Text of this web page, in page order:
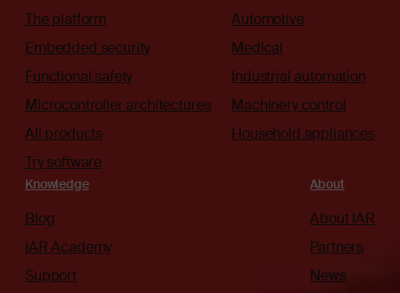
The platform
Embedded security
Functional safety
Microcontroller architectures
All products
Try software
Automotive
Medical
Industrial automation
Machinery control
Household appliances
Knowledge
Blog
IAR Academy
Support
About
About IAR
Partners
News